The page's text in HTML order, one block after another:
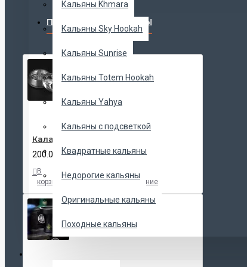
Кальяны Khmara
Кальяны Sky Hookah
Кальяны Sunrise
Кальяны Totem Hookah
Кальяны Yahya
Кальяны с подсветкой
Квадратные кальяны
Недорогие кальяны
Оригинальные кальяны
Походные кальяны
ПОПУЛЯРНЫЕ ТОВАРЫ
Калауд Kaloud Lotus
200.00 UAH
В
корзину
закладки
сравнение